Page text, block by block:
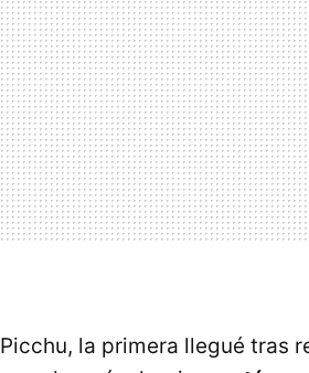
la primera llegué tras